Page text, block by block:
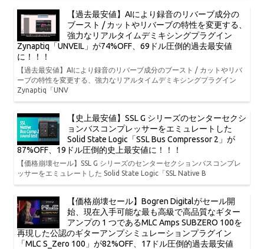
【過去最安値】AIにより録音のリバーブ成分の
ブースト / カットやリバーブの特性を変更する、
強力なリアルタイムデミキシングプラグイン
Zynaptiq「UNVEIL」が74%OFF、69ドル圧倒的過去最安値
に！！！
【過去最安値】AIにより録音のリバーブ成分のブースト / カットやリバ
ーブの特性を変更する、強力なリアルタイムデミキシングプラグイン
Zynaptiq「UNV
【史上最安値】SSL G シリーズのセンターセクシ
ョンバスコンプレッサーをエミュレートした
Solid State Logic「SSL Bus Compressor 2」が
87%OFF、19ドル圧倒的史上最安値に！！！
【価格崩壊セール】SSL G シリーズのセンターセクションバスコンプレ
ッサーをエミュレートした Solid State Logic「SSL Native B
【価格崩壊セール】Bogren Digitalがセール開
始、現在入手可能な最も高級で高品質なギター
アンプの 1 つであるMLC Amps SUBZERO 100を
再現した公認のギターアンプシミュレーションプラグイン
「MLC S_Zero 100」が82%OFF、17ドル圧倒的過去最安値